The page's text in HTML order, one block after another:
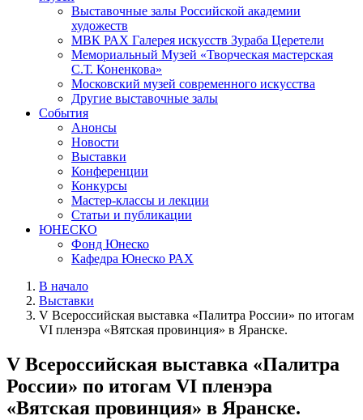
Выставочные залы Российской академии
художеств
МВК РАХ Галерея искусств Зураба Церетели
Мемориальный Музей «Творческая мастерская
С.Т. Коненкова»
Московский музей современного искусства
Другие выставочные залы
События
Анонсы
Новости
Выставки
Конференции
Конкурсы
Мастер-классы и лекции
Статьи и публикации
ЮНЕСКО
Фонд Юнеско
Кафедра Юнеско РАХ
В начало
Выставки
V Всероссийская выставка «Палитра России» по итогам
VI пленэра «Вятская провинция» в Яранске.
V Всероссийская выставка «Палитра
России» по итогам VI пленэра
«Вятская провинция» в Яранске.